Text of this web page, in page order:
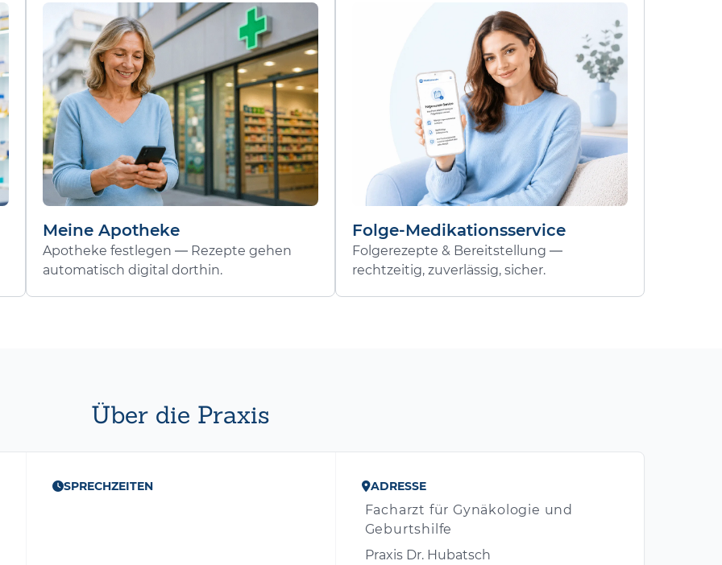
Meine Apotheke
Apotheke festlegen — Rezepte gehen
automatisch digital dorthin.
Folge-Medikationsservice
Folgerezepte & Bereitstellung —
rechtzeitig, zuverlässig, sicher.
Über die Praxis
SPRECHZEITEN ADRESSE
Facharzt für Gynäkologie und
Geburtshilfe
Praxis Dr. Hubatsch